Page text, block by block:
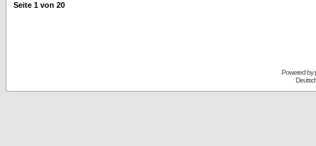
Seite 1 von 20
Powered by